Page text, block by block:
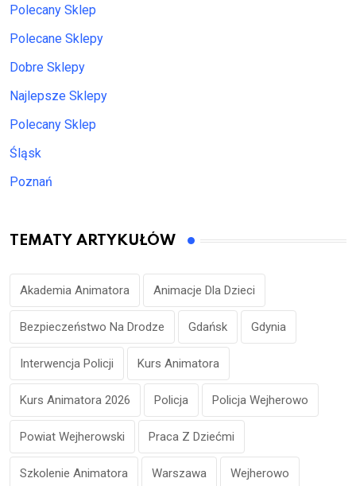
Polecany Sklep
Polecane Sklepy
Dobre Sklepy
Najlepsze Sklepy
Polecany Sklep
Śląsk
Poznań
TEMATY ARTYKUŁÓW
Akademia Animatora Animacje Dla Dzieci
Bezpieczeństwo Na Drodze Gdańsk Gdynia
Interwencja Policji Kurs Animatora
Kurs Animatora 2026 Policja Policja Wejherowo
Powiat Wejherowski Praca Z Dziećmi
Szkolenie Animatora Warszawa Wejherowo